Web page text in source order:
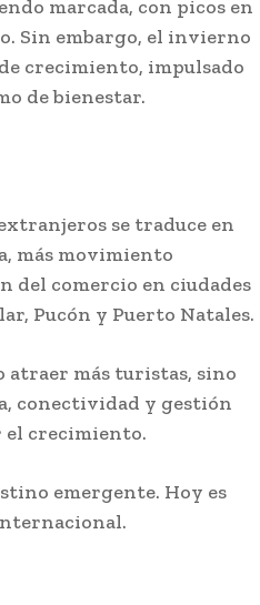
marcada, con picos en
Sin embargo, el invierno
crecimiento, impulsado
de bienestar.
se traduce en
más movimiento
del comercio en ciudades
Pucón y Puerto Natales.
atraer más turistas, sino
conectividad y gestión
el crecimiento.
emergente. Hoy es